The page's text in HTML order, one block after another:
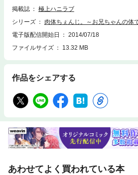
掲載誌
極上ハニラブ
シリーズ
肉体ちぇんじ。～お兄ちゃんの体
電子版配信開始日
2014/07/18
ファイルサイズ
13.32 MB
作品をシェアする
あわせてよく買われている本